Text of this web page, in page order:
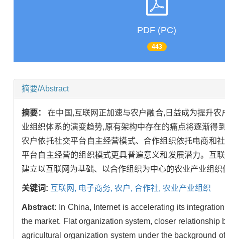
PDF (PC)
443
摘要/Abstract
摘要：在中国,互联网正加速与农户融合,日益成为提升
业组织体系的演变趋势,原有架构中存在的痛点将逐渐得
农户依托社交平台自主经营模式、合作组织依托电商和
平台自主经营的组织模式更具普遍意义和发展潜力。互
建立以互联网为基础、以合作组织为中心的农业产业组
关键词: 互联网, 电子商务, 农户, 合作社, 农业产业组织
Abstract: In China, Internet is accelerating its
the market. Flat organization system, closer
agricultural organization system under the background